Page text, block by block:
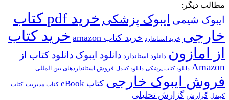
مطالب دیگر:
ایبوک شیمی ایبوک پزشکی
خرید pdf کتاب
خارجی خرید استاندارد خرید کتاب amazon
خرید کتاب
از امازون دانلود استاندارد دانلود ایبوک دانلود کتاب از
Amazon دانلود کتاب پزشکی دانلود کیندل فروش استانداردهای بین المللی
فروش ایبوک خارجی کتاب eBook کتاب مدیریت کتاب
کیندل گزارش گزارش تحلیلی